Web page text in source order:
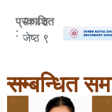
प्रकाशित
:
२०८३
जेष्ठ ९
सम्बन्धित